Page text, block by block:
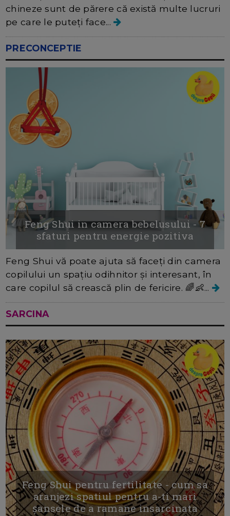
chineze sunt de părere că există multe lucruri
pe care le puteți face...
PRECONCEPTIE
Feng Shui in camera bebelusului - 7
sfaturi pentru energie pozitiva
Feng Shui vă poate ajuta să faceți din camera
copilului un spațiu odihnitor și interesant, în
care copilul să crească plin de fericire. 🌈👶...
SARCINA
Feng Shui pentru fertilitate - cum sa
aranjezi spatiul pentru a-ti mari
șansele de a ramane insarcinata